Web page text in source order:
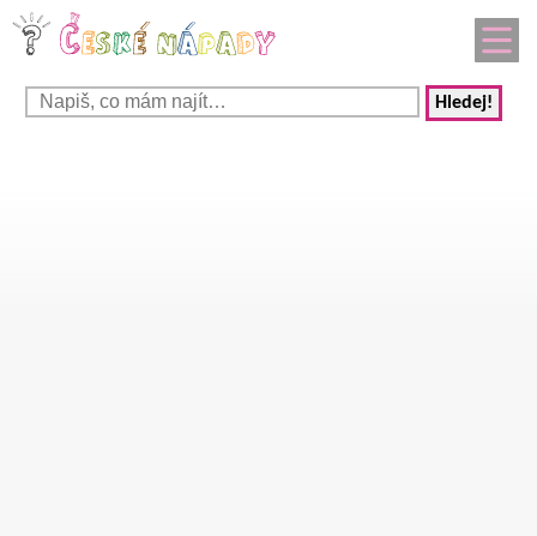
Hledej!